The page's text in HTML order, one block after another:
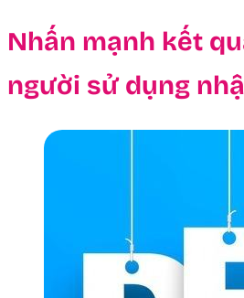
Nhấn mạnh kết
người sử dụng